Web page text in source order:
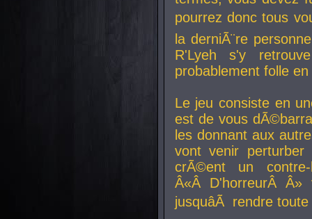
pourrez donc tous
la derniÃ¨re
R'Lyeh s'y
probablement folle
Le jeu consiste en
est de vous
les donnant aux
vont venir perturber
crÃ©ent un
Â«Â D'horreurÂ
jusquâÃ rendre